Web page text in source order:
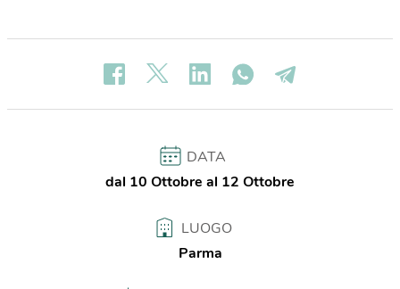
DATA
dal 10 Ottobre al 12 Ottobre
LUOGO
Parma